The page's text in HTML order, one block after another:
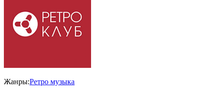
Жанры:Ретро музыка